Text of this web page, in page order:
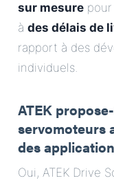
sur mesure
à des délais de
rapport à des
individuels.
ATEK
servomoteurs
des
Oui, ATEK Drive